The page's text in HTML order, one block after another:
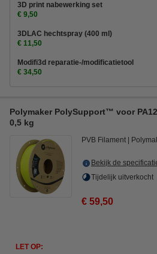
3D print nabewerking set
€ 9,50
3DLAC hechtspray (400 ml)
€ 11,50
Modifi3d reparatie-/modificatietool
€ 34,50
Polymaker PolySupport™ voor
0,5 kg
PVB Filament
Bekijk de
Tijdelijk uitverkocht
€ 59,50
LET OP: